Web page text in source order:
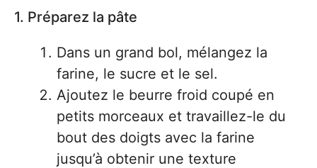
1. Préparez la pâte
Dans un grand bol, mélangez la
farine, le sucre et le sel.
Ajoutez le beurre froid coupé en
petits morceaux et travaillez-le du
bout des doigts avec la farine
jusqu’à obtenir une texture